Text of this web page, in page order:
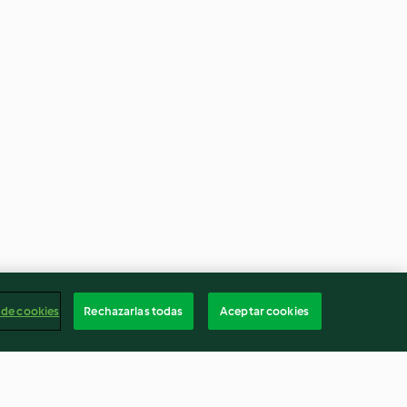
cookies Rechazarlas todas Aceptar cookies